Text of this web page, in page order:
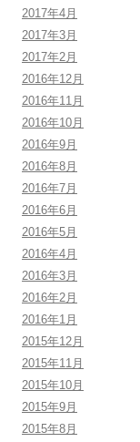
2017年4月
2017年3月
2017年2月
2016年12月
2016年11月
2016年10月
2016年9月
2016年8月
2016年7月
2016年6月
2016年5月
2016年4月
2016年3月
2016年2月
2016年1月
2015年12月
2015年11月
2015年10月
2015年9月
2015年8月